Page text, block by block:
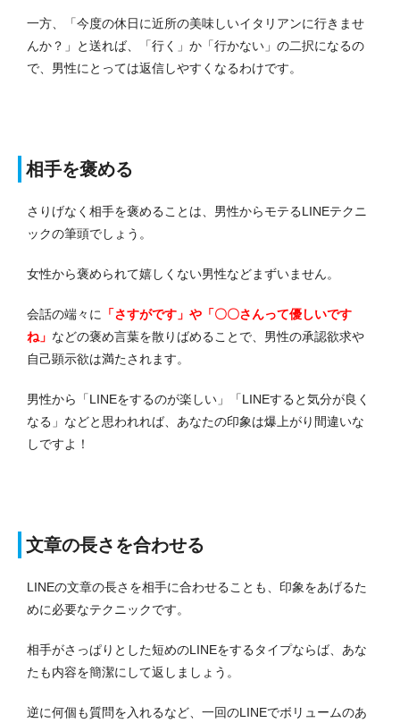
一方、「今度の休日に近所の美味しいイタリアンに行きませ
んか？」と送れば、「行く」か「行かない」の二択になるの
で、男性にとっては返信しやすくなるわけです。
相手を褒める
さりげなく相手を褒めることは、男性からモテるLINEテクニ
ックの筆頭でしょう。
女性から褒められて嬉しくない男性などまずいません。
会話の端々に
「さすがです」や「〇〇さんって優しいです
ね」 などの褒め言葉を散りばめることで、男性の承認欲求や
自己顕示欲は満たされます。
男性から「LINEをするのが楽しい」「LINEすると気分が良く
なる」などと思われれば、あなたの印象は爆上がり間違いな
しですよ！
文章の長さを合わせる
LINEの文章の長さを相手に合わせることも、印象をあげるた
めに必要なテクニックです。
相手がさっぱりとした短めのLINEをするタイプならば、あな
たも内容を簡潔にして返しましょう。
逆に何個も質問を入れるなど、一回のLINEでボリュームのあ